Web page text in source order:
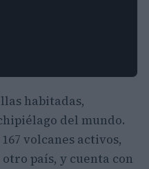
habitadas,
del mundo.
volcanes activos,
país, y cuenta con